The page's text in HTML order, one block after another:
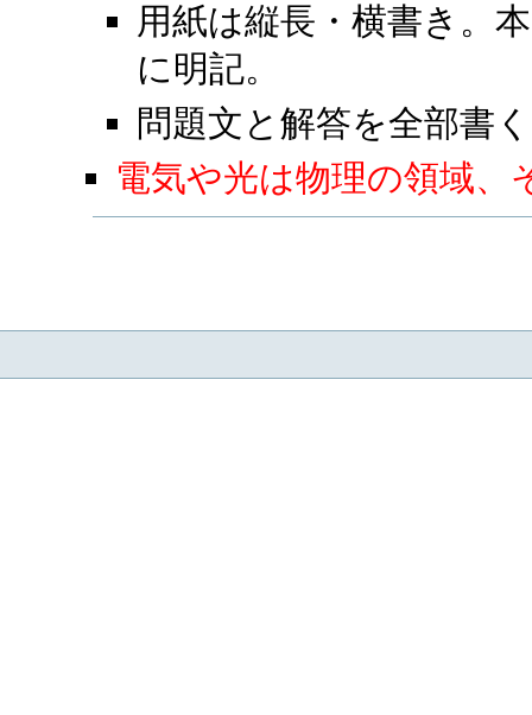
用紙は縦長・横書き。
に明記。
問題文と解答を全部書
電気や光は物理の領域、